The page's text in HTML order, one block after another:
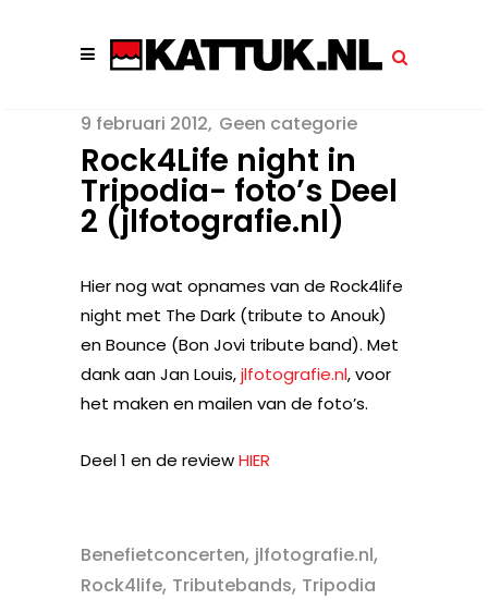
9 februari 2012 Geen categorie
Rock4Life night in
Tripodia- foto’s Deel
2 (jlfotografie.nl)
Hier nog wat opnames van de Rock4life
night met The Dark (tribute to Anouk)
en Bounce (Bon Jovi tribute band). Met
dank aan Jan Louis,jlfotografie.nl, voor
het maken en mailen van de foto’s.
Deel 1 en de reviewHIER
Benefietconcerten, jlfotografie.nl,
Rock4life, Tributebands, Tripodia